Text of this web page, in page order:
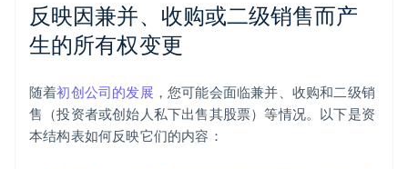
反映因兼并、收购或二级销售而产
生的所有权变更
随着初创公司的发展 ，您可能会面临兼并、收购和二级销
售（投资者或创始人私下出售其股票）等情况。以下是资
本结构表如何反映它们的内容：